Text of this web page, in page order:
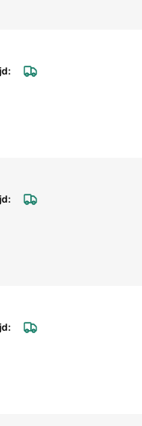
3" - NA81
3" - NA89
3" - NA105